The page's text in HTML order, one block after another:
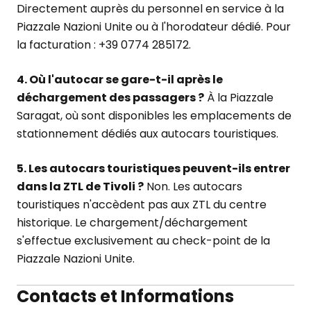
Directement auprès du personnel en service à la
Piazzale Nazioni Unite ou à l'horodateur dédié. Pour
la facturation : +39 0774 285172.
4. Où l'autocar se gare-t-il après le
déchargement des passagers ? À la Piazzale
Saragat, où sont disponibles les emplacements de
stationnement dédiés aux autocars touristiques.
5. Les autocars touristiques peuvent-ils entrer
dans la ZTL de Tivoli ? Non. Les autocars
touristiques n'accèdent pas aux ZTL du centre
historique. Le chargement/déchargement
s'effectue exclusivement au check-point de la
Piazzale Nazioni Unite.
Contacts et Informations